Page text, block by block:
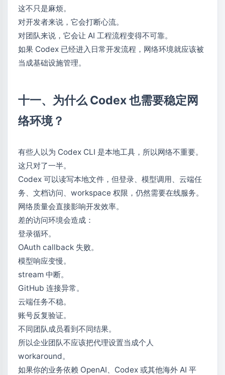
这不只是麻烦。
对开发者来说，它会打断心流。
对团队来说，它会让 AI 工程流程变得不可靠。
如果 Codex 已经进入日常开发流程，网络环境就应该被
当成基础设施管理。
十一、为什么 Codex 也需要稳定网
络环境？
有些人以为 Codex CLI 是本地工具，所以网络不重要。
这只对了一半。
Codex 可以读写本地文件，但登录、模型调用、云端任
务、文档访问、workspace 权限，仍然需要在线服务。
网络质量会直接影响开发效率。
差的访问环境会造成：
登录循环。
OAuth callback 失败。
模型响应变慢。
stream 中断。
GitHub 连接异常。
云端任务不稳。
账号反复验证。
不同团队成员看到不同结果。
所以企业团队不应该把代理设置当成个人
workaround。
如果你的业务依赖 OpenAI、Codex 或其他海外 AI 平